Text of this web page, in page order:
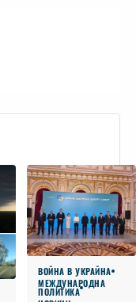
ВОЙНА В УКРАЙНА
МЕЖДУНАРОДНА
ПОЛИТИКА